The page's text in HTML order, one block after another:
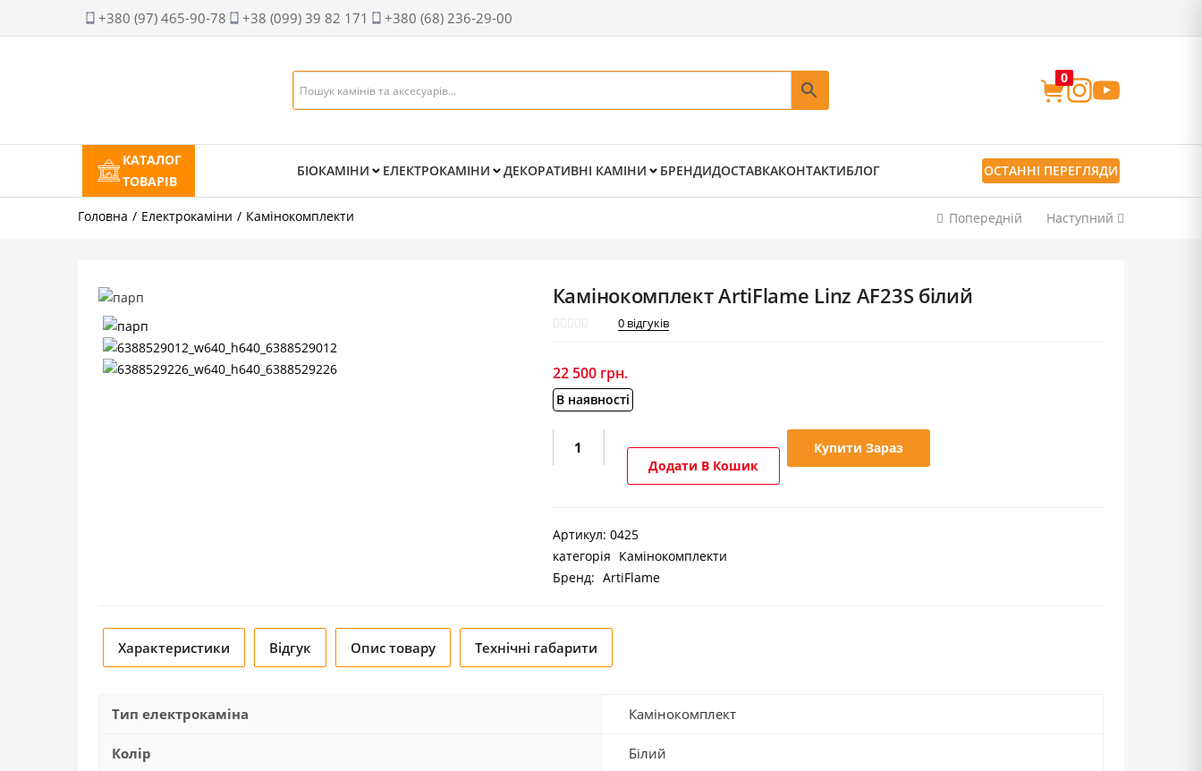
+380 (97) 465-90-78 +38 (099) 39 82 171 +380 (68) 236-29-00
0
КАТАЛОГ
ТОВАРІВ
БІОКАМІНИ ЕЛЕКТРОКАМІНИ ДЕКОРАТИВНІ КАМІНИ БРЕНДИДОСТАВКАКОНТАКТИБЛОГ ОСТАННІ ПЕРЕГЛЯДИ
Головна Електрокаміни Камінокомплекти Попередній Наступний
Камінокомплект ArtiFlame Linz AF23S білий
0відгуків
22 500 грн.
В наявності
Камінокомплект
ArtiFlame
кількість
Додати В Кошик
Купити Зараз
Артикул: 0425
категорія Камінокомплекти
Бренд: ArtiFlame
Характеристики Відгук Опис товару Технічні габарити
Тип електрокаміна Камінокомплект
Колір Білий